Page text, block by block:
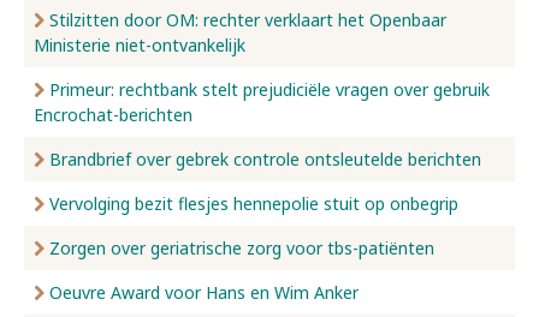
Stilzitten door OM: rechter verklaart het Openbaar
Ministerie niet-ontvankelijk
Primeur: rechtbank stelt prejudiciële vragen over gebruik
Encrochat-berichten
Brandbrief over gebrek controle ontsleutelde berichten
Vervolging bezit flesjes hennepolie stuit op onbegrip
Zorgen over geriatrische zorg voor tbs-patiënten
Oeuvre Award voor Hans en Wim Anker